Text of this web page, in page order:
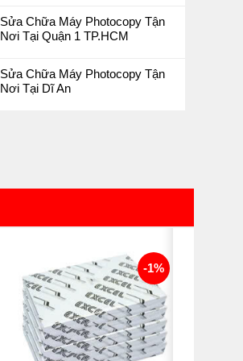
Sửa Chữa Máy Photocopy Tận
Nơi Tại Quận 1 TP.HCM
Sửa Chữa Máy Photocopy Tận
Nơi Tại Dĩ An
-1%